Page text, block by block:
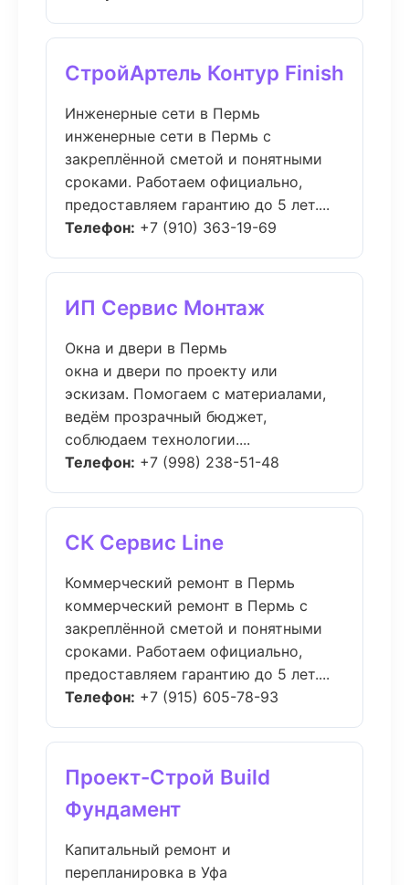
СтройАртель Контур Finish
Инженерные сети в Пермь
инженерные сети в Пермь с
закреплённой сметой и понятными
сроками. Работаем официально,
предоставляем гарантию до 5 лет....
Телефон: +7 (910) 363-19-69
ИП Сервис Монтаж
Окна и двери в Пермь
окна и двери по проекту или
эскизам. Помогаем с материалами,
ведём прозрачный бюджет,
соблюдаем технологии....
Телефон: +7 (998) 238-51-48
СК Сервис Line
Коммерческий ремонт в Пермь
коммерческий ремонт в Пермь с
закреплённой сметой и понятными
сроками. Работаем официально,
предоставляем гарантию до 5 лет....
Телефон: +7 (915) 605-78-93
Проект-Строй Build
Фундамент
Капитальный ремонт и
перепланировка в Уфа